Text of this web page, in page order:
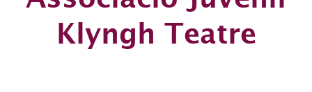
Klyngh Teatre